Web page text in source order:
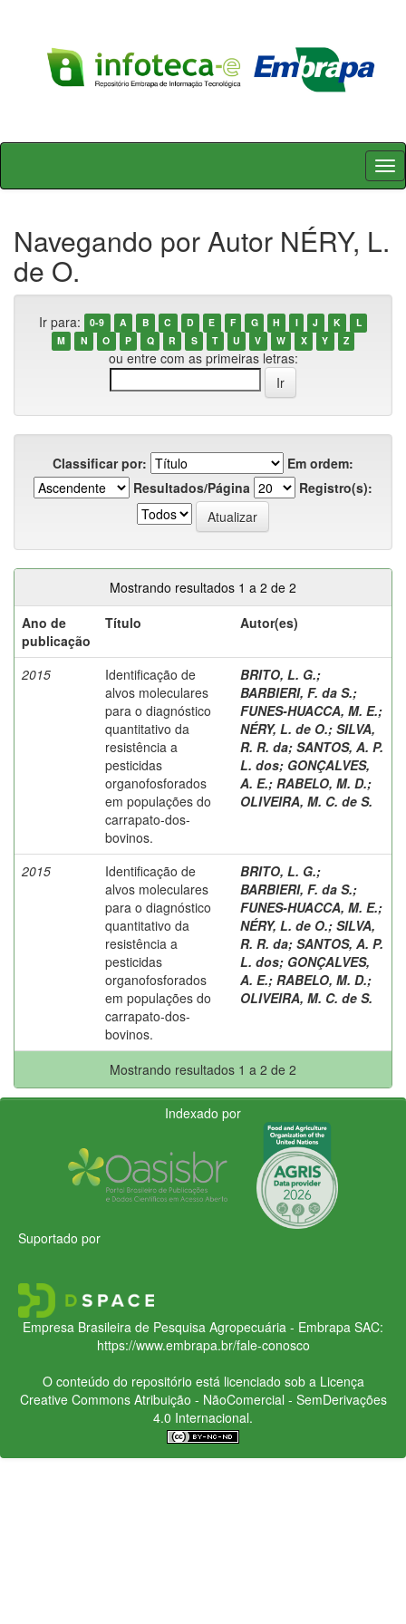
Skip
Navegando por Autor NÉRY, L.
de O.
Ir para: 0-9 A B C D E F G H I J K
L
M
N O P Q R S T U V W X Y Z
ou entre com as primeiras letras:
Classificar por:
Em ordem:
Resultados/Página
Registro(s):
Mostrando resultados 1 a 2 de 2
Ano de
publicação
Título Autor(es)
2015
Identificação de
alvos moleculares
para o diagnóstico
quantitativo da
resistência a
pesticidas
organofosforados
em populações do
carrapato-dos-
bovinos.
BRITO, L. G.;
BARBIERI, F. da S.;
FUNES-HUACCA, M. E.;
NÉRY, L. de O.; SILVA,
R. R. da; SANTOS, A. P.
L. dos; GONÇALVES,
A. E.; RABELO, M. D.;
OLIVEIRA, M. C. de S.
2015
Identificação de
alvos moleculares
para o diagnóstico
quantitativo da
resistência a
pesticidas
organofosforados
em populações do
carrapato-dos-
bovinos.
BRITO, L. G.;
BARBIERI, F. da S.;
FUNES-HUACCA, M. E.;
NÉRY, L. de O.; SILVA,
R. R. da; SANTOS, A. P.
L. dos; GONÇALVES,
A. E.; RABELO, M. D.;
OLIVEIRA, M. C. de S.
Mostrando resultados 1 a 2 de 2
Indexado por
Suportado por
Empresa Brasileira de Pesquisa Agropecuária - Embrapa SAC:
https://www.embrapa.br/fale-conosco
O conteúdo do repositório está licenciado sob a Licença
Creative CommonsAtribuição - NãoComercial - SemDerivações
4.0 Internacional.